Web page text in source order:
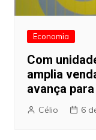
Economia
Com
amplia
avança
Célio 6